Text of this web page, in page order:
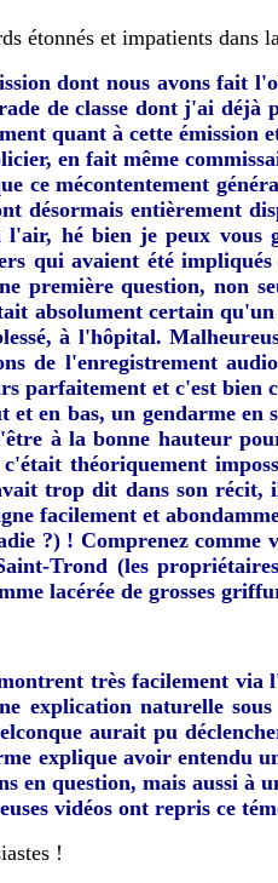
étonnés et impatients dans
dont nous avons fait
de classe dont j'ai
quant à cette
en fait même
ce mécontentement
désormais entièrement
l'air, hé bien je peux
qui avaient été
première question, non
absolument certain
à l'hôpital.
de l'enregistrement
et c'est bien
et en bas, un gendarme
à la bonne hauteur
théoriquement
trop dit dans son
facilement et
?) ! Comprenez
Trond (les
lacérée de grosses
très facilement
explication naturelle
aurait pu
explique avoir
en question, mais aussi
vidéos ont repris ce
!